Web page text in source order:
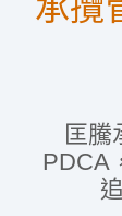
匡
PDCA